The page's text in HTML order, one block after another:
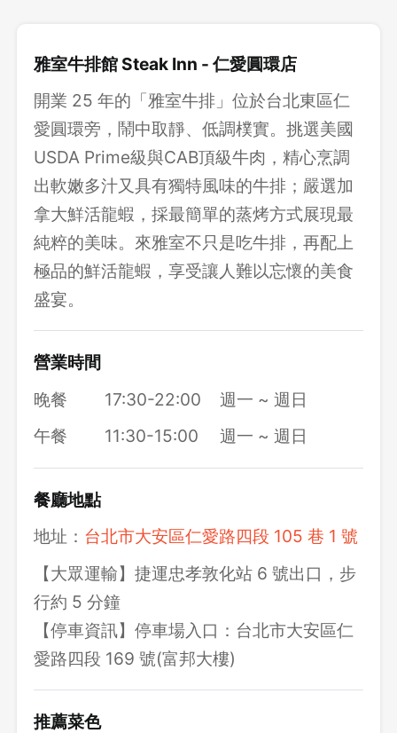
雅室牛排館 Steak Inn - 仁愛圓環店
開業 25 年的「雅室牛排」位於台北東區仁
愛圓環旁，鬧中取靜、低調樸實。挑選美國
USDA Prime級與CAB頂級牛肉，精心烹調
出軟嫩多汁又具有獨特風味的牛排；嚴選加
拿大鮮活龍蝦，採最簡單的蒸烤方式展現最
純粹的美味。來雅室不只是吃牛排，再配上
極品的鮮活龍蝦，享受讓人難以忘懷的美食
盛宴。
營業時間
晚餐
17:30-22:00
週一 ~ 週日
午餐
11:30-15:00 週一 ~ 週日
餐廳地點
地址： 台北市大安區仁愛路四段 105 巷 1 號
【大眾運輸】捷運忠孝敦化站 6 號出口，步
行約 5 分鐘
【停車資訊】停車場入口：台北市大安區仁
愛路四段 169 號(富邦大樓)
推薦菜色